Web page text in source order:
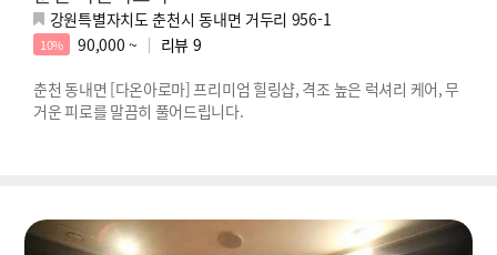
강원특별자치도 춘천시 동내면 거두리 956-1
10% 90,000 ~ 리뷰 9
춘천 동내면 [다온아로마] 프리미엄 힐링샵, 격조 높은 럭셔리 케어, 무
거운 피로를 말끔히 풀어드립니다.